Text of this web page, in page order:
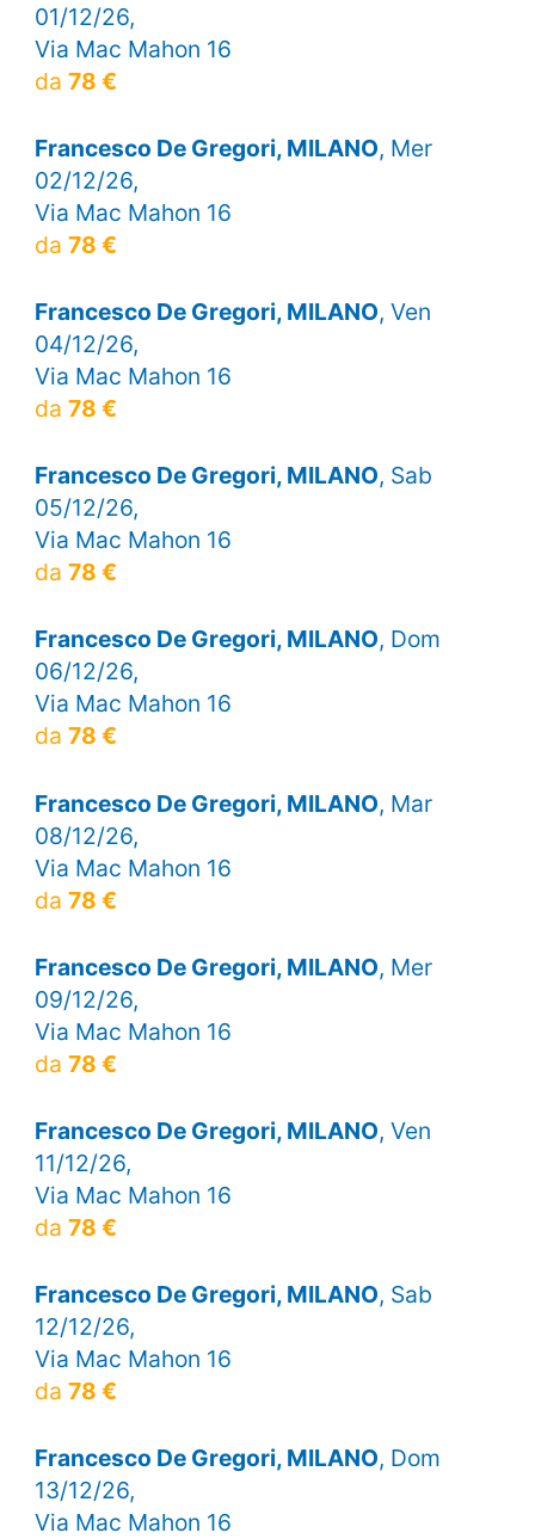
01/12/26,
Via Mac Mahon 16
da 78 €
Francesco De Gregori, MILANO, Mer
02/12/26,
Via Mac Mahon 16
da 78 €
Francesco De Gregori, MILANO, Ven
04/12/26,
Via Mac Mahon 16
da 78 €
Francesco De Gregori, MILANO, Sab
05/12/26,
Via Mac Mahon 16
da 78 €
Francesco De Gregori, MILANO, Dom
06/12/26,
Via Mac Mahon 16
da 78 €
Francesco De Gregori, MILANO, Mar
08/12/26,
Via Mac Mahon 16
da 78 €
Francesco De Gregori, MILANO, Mer
09/12/26,
Via Mac Mahon 16
da 78 €
Francesco De Gregori, MILANO, Ven
11/12/26,
Via Mac Mahon 16
da 78 €
Francesco De Gregori, MILANO, Sab
12/12/26,
Via Mac Mahon 16
da 78 €
Francesco De Gregori, MILANO, Dom
13/12/26,
Via Mac Mahon 16